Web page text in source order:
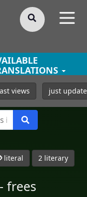
views just
literal 2 literary
frees